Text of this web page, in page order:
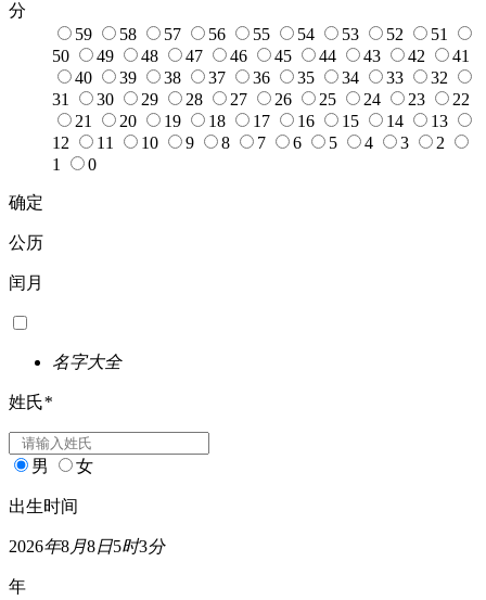
分
59
58 57 56 55 54 53 52
51
50
49 48 47 46 45 44 43 42
41
40
39 38 37 36 35 34 33
32
31
30 29 28 27 26 25 24 23
22
21
20 19 18 17 16 15 14
13
12
11 10 9 8 7 6 5 4 3
2
1
0
确定
公历
闰月
名字大全
姓氏*
男 女
出生时间
2026年8月8日5时3分
年